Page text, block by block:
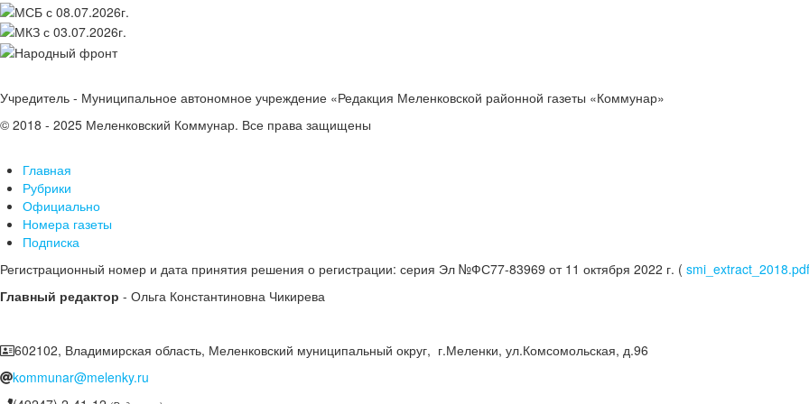
Учредитель - Муниципальное автономное учреждение «Редакция Меленковской районной газеты «Коммунар»
© 2018 - 2025 Меленковский Коммунар. Все права защищены
Главная
Рубрики
Официально
Номера газеты
Подписка
Регистрационный номер и дата принятия решения о регистрации: серия Эл №ФС77-83969 от 11 октября 2022 г. ( smi_extract_2018.pdf
Главный редактор - Ольга Константиновна Чикирева
602102, Владимирская область, Меленковский муниципальный округ, г.Меленки, ул.Комсомольская, д.96
kommunar@melenky.ru